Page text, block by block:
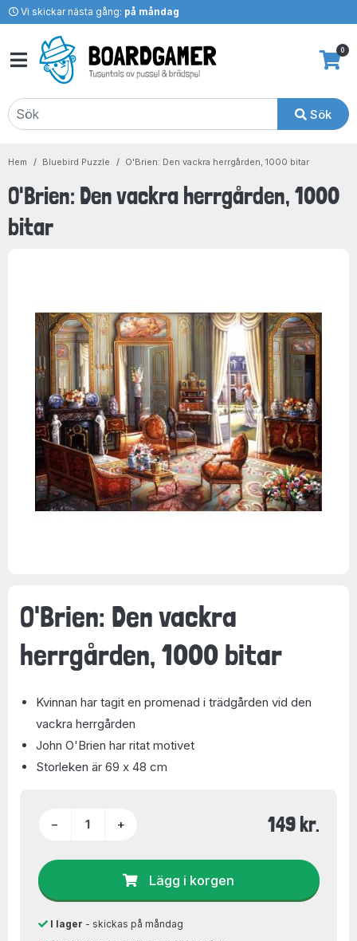
Vi skickar nästa gång: på måndag
Sök
0
Hem Bluebird Puzzle O'Brien: Den vackra herrgården, 1000 bitar
O'Brien: Den vackra herrgården, 1000
bitar
O'Brien: Den vackra
herrgården, 1000 bitar
Kvinnan har tagit en promenad i trädgården vid den
vackra herrgården
John O'Brien har ritat motivet
Storleken är 69 x 48 cm
− + 149 kr.
Lägg i korgen
I lager - skickas på måndag